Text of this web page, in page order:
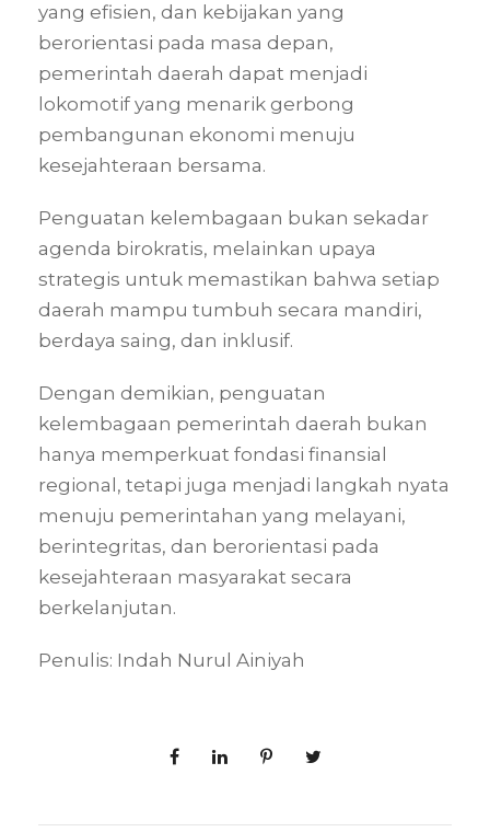
yang efisien, dan kebijakan yang
berorientasi pada masa depan,
pemerintah daerah dapat menjadi
lokomotif yang menarik gerbong
pembangunan ekonomi menuju
kesejahteraan bersama.
Penguatan kelembagaan bukan sekadar
agenda birokratis, melainkan upaya
strategis untuk memastikan bahwa setiap
daerah mampu tumbuh secara mandiri,
berdaya saing, dan inklusif.
Dengan demikian, penguatan
kelembagaan pemerintah daerah bukan
hanya memperkuat fondasi finansial
regional, tetapi juga menjadi langkah nyata
menuju pemerintahan yang melayani,
berintegritas, dan berorientasi pada
kesejahteraan masyarakat secara
berkelanjutan.
Penulis: Indah Nurul Ainiyah